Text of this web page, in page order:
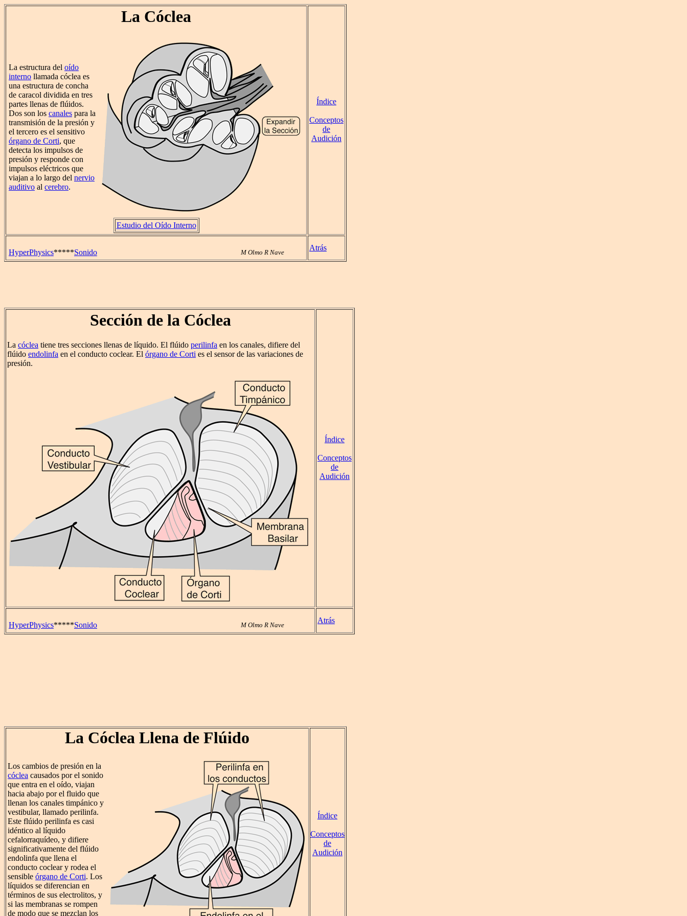
La Cóclea
La estructura del oído
interno llamada cóclea es
una estructura de concha
de caracol dividida en tres
partes llenas de flúidos.
Dos son los canales para la
transmisión de la presión y
el tercero es el sensitivo
órgano de Corti, que
detecta los impulsos de
presión y responde con
impulsos eléctricos que
viajan a lo largo del nervio
auditivo al cerebro.
Estudio del Oído Interno
Índice
Conceptos
de
Audición
HyperPhysics*****Sonido M Olmo R Nave
Atrás
Sección de la Cóclea
La cóclea tiene tres secciones llenas de líquido. El flúido perilinfa en los canales, difiere del
flúido endolinfa en el conducto coclear. El órgano de Corti es el sensor de las variaciones de
presión.
Índice
Conceptos
de
Audición
HyperPhysics*****Sonido M Olmo R Nave
Atrás
La Cóclea Llena de Flúido
Los cambios de presión en la
cóclea causados por el sonido
que entra en el oído, viajan
hacia abajo por el fluido que
llenan los canales timpánico y
vestibular, llamado perilinfa.
Este flúido perilinfa es casi
idéntico al líquido
cefalorraquídeo, y difiere
significativamente del flúido
endolinfa que llena el
conducto coclear y rodea el
sensible órgano de Corti. Los
líquidos se diferencian en
términos de sus electrolitos, y
si las membranas se rompen
de modo que se mezclan los
Índice
Conceptos
de
Audición